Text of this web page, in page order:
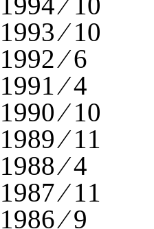
1993 ⁄ 10
1992 ⁄ 6
1991 ⁄ 4
1990 ⁄ 10
1989 ⁄ 11
1988 ⁄ 4
1987 ⁄ 11
1986 ⁄ 9